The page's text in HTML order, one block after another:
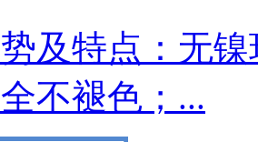
及特点：无
不褪色；...